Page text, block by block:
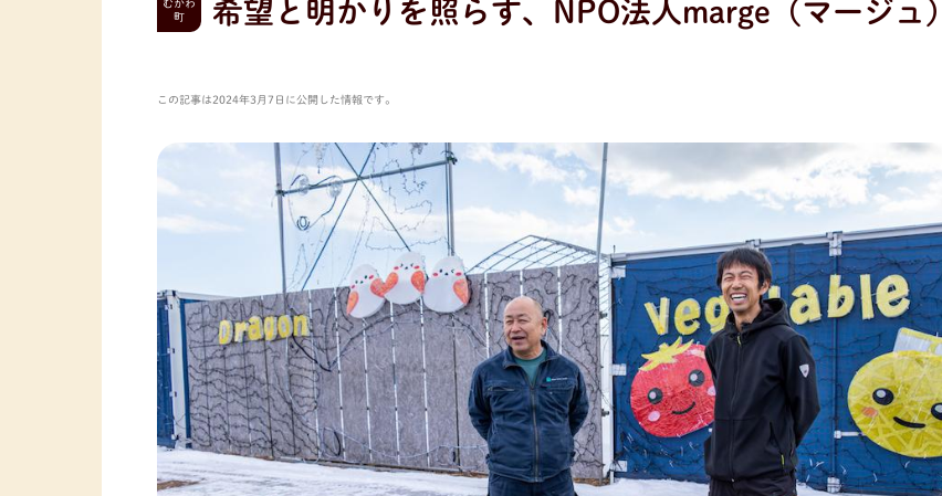
むかわ
町
希望と明かりを照らす、NPO法人marge（マージュ）
この記事は2024年3月7日に公開した情報です。